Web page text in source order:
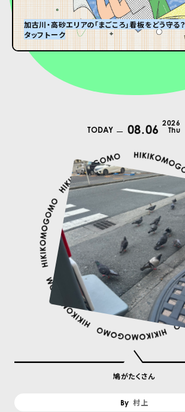
加古川・高砂エリアの「まごころ」看板をどう守
タッフトーク
グランパはオズウェル・E・スペンサー
#8 ひんやり冷たい大きなダンボール箱が届くま
TODAY 08.06 2026
Thu
鳩がたくさん
村上